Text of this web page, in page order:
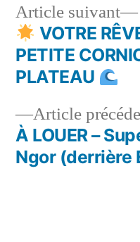
Navigation
de
l’article
Article
À LOUER –
Ngor (derrière
Article suivant
VOTRE
PETITE
PLATEAU